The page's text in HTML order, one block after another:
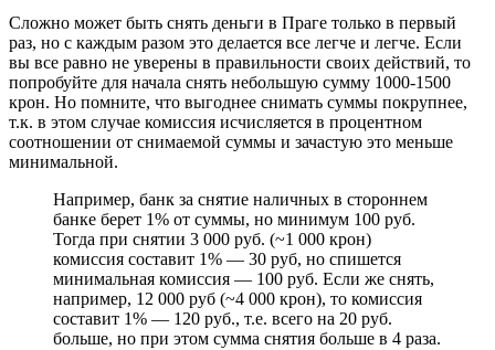
Сложно может быть снять деньги в Праге только в первый
раз, но с каждым разом это делается все легче и легче. Если
вы все равно не уверены в правильности своих действий, то
попробуйте для начала снять небольшую сумму 1000-1500
крон. Но помните, что выгоднее снимать суммы покрупнее,
т.к. в этом случае комиссия исчисляется в процентном
соотношении от снимаемой суммы и зачастую это меньше
минимальной.
Например, банк за снятие наличных в стороннем
банке берет 1% от суммы, но минимум 100 руб.
Тогда при снятии 3 000 руб. (~1 000 крон)
комиссия составит 1% — 30 руб, но спишется
минимальная комиссия — 100 руб. Если же снять,
например, 12 000 руб (~4 000 крон), то комиссия
составит 1% — 120 руб., т.е. всего на 20 руб.
больше, но при этом сумма снятия больше в 4 раза.